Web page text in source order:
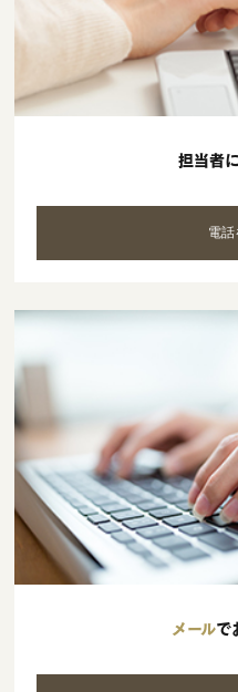
担当者
電話
メールで